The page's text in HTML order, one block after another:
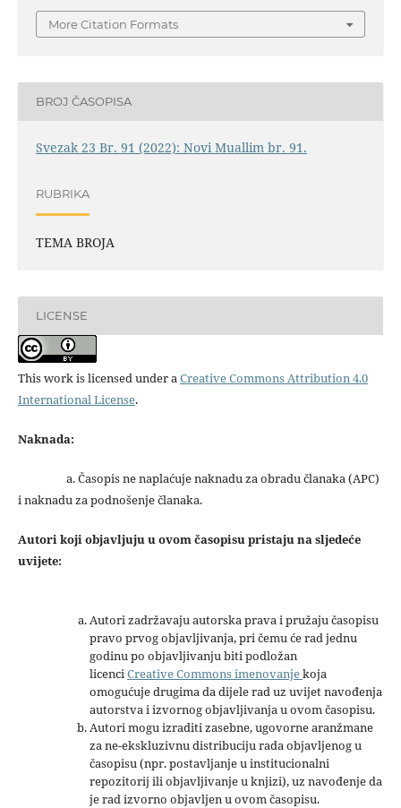
More Citation Formats
BROJ ČASOPISA
Svezak 23 Br. 91 (2022): Novi Muallim br. 91.
RUBRIKA
TEMA BROJA
LICENSE
This work is licensed under aCreative Commons Attribution 4.0
International License.
Naknada:
a. Časopis ne naplaćuje naknadu za obradu članaka (APC)
i naknadu za podnošenje članaka.
Autori koji objavljuju u ovom časopisu pristaju na sljedeće
uvijete:
Autori zadržavaju autorska prava i pružaju časopisu
pravo prvog objavljivanja, pri čemu će rad jednu
godinu po objavljivanju biti podložan
licenciCreative Commons imenovanjekoja
omogućuje drugima da dijele rad uz uvijet navođenja
autorstva i izvornog objavljivanja u ovom časopisu.
Autori mogu izraditi zasebne, ugovorne aranžmane
za ne-ekskluzivnu distribuciju rada objavljenog u
časopisu (npr. postavljanje u institucionalni
repozitorij ili objavljivanje u knjizi), uz navođenje da
je rad izvorno objavljen u ovom časopisu.